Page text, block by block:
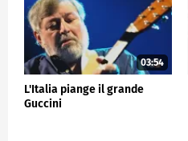
03:54
L'Italia piange il grande
Guccini